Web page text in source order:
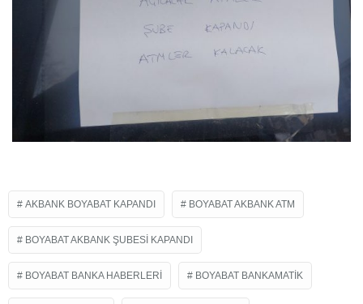
AKBANK BOYABAT KAPANDI BOYABAT AKBANK ATM
BOYABAT AKBANK ŞUBESI KAPANDI
BOYABAT BANKA HABERLERI BOYABAT BANKAMATIK